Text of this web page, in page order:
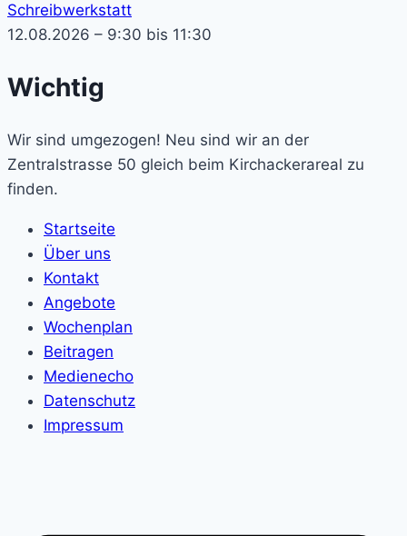
Schreibwerkstatt
12.08.2026 – 9:30 bis 11:30
Wichtig
Wir sind umgezogen! Neu sind wir an der
Zentralstrasse 50 gleich beim Kirchackerareal zu
finden.
Startseite
Über uns
Kontakt
Angebote
Wochenplan
Beitragen
Medienecho
Datenschutz
Impressum